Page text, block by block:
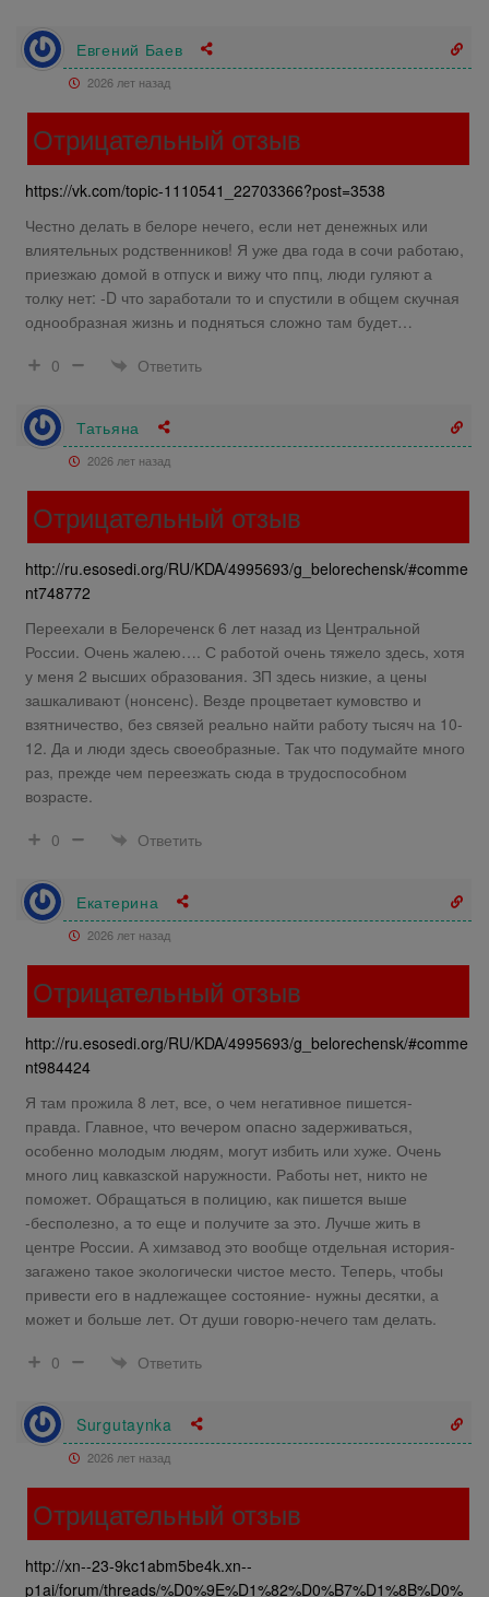
Евгений Баев
2026 лет назад
Отрицательный отзыв
https://vk.com/topic-1110541_22703366?post=3538
Честно делать в белоре нечего, если нет денежных или
влиятельных родственников! Я уже два года в сочи работаю,
приезжаю домой в отпуск и вижу что ппц, люди гуляют а
толку нет: -D что заработали то и спустили в общем скучная
однообразная жизнь и подняться сложно там будет…
0
Ответить
Татьяна
2026 лет назад
Отрицательный отзыв
http://ru.esosedi.org/RU/KDA/4995693/g_belorechensk/#comme
nt748772
Переехали в Белореченск 6 лет назад из Центральной
России. Очень жалею…. С работой очень тяжело здесь, хотя
у меня 2 высших образования. ЗП здесь низкие, а цены
зашкаливают (нонсенс). Везде процветает кумовство и
взятничество, без связей реально найти работу тысяч на 10-
12. Да и люди здесь своеобразные. Так что подумайте много
раз, прежде чем переезжать сюда в трудоспособном
возрасте.
0
Ответить
Екатерина
2026 лет назад
Отрицательный отзыв
http://ru.esosedi.org/RU/KDA/4995693/g_belorechensk/#comme
nt984424
Я там прожила 8 лет, все, о чем негативное пишется-
правда. Главное, что вечером опасно задерживаться,
особенно молодым людям, могут избить или хуже. Очень
много лиц кавказской наружности. Работы нет, никто не
поможет. Обращаться в полицию, как пишется выше
-бесполезно, а то еще и получите за это. Лучше жить в
центре России. А химзавод это вообще отдельная история-
загажено такое экологически чистое место. Теперь, чтобы
привести его в надлежащее состояние- нужны десятки, а
может и больше лет. От души говорю-нечего там делать.
0
Ответить
Surgutaynka
2026 лет назад
Отрицательный отзыв
http://xn--23-9kc1abm5be4k.xn--
p1ai/forum/threads/%D0%9E%D1%82%D0%B7%D1%8B%D0%